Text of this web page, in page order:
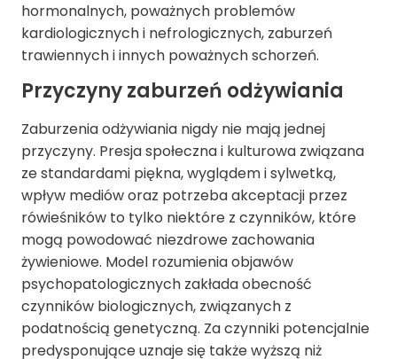
hormonalnych, poważnych problemów
kardiologicznych i nefrologicznych, zaburzeń
trawiennych i innych poważnych schorzeń.
Przyczyny zaburzeń odżywiania
Zaburzenia odżywiania nigdy nie mają jednej
przyczyny. Presja społeczna i kulturowa związana
ze standardami piękna, wyglądem i sylwetką,
wpływ mediów oraz potrzeba akceptacji przez
rówieśników to tylko niektóre z czynników, które
mogą powodować niezdrowe zachowania
żywieniowe. Model rozumienia objawów
psychopatologicznych zakłada obecność
czynników biologicznych, związanych z
podatnością genetyczną. Za czynniki potencjalnie
predysponujące uznaje się także wyższą niż